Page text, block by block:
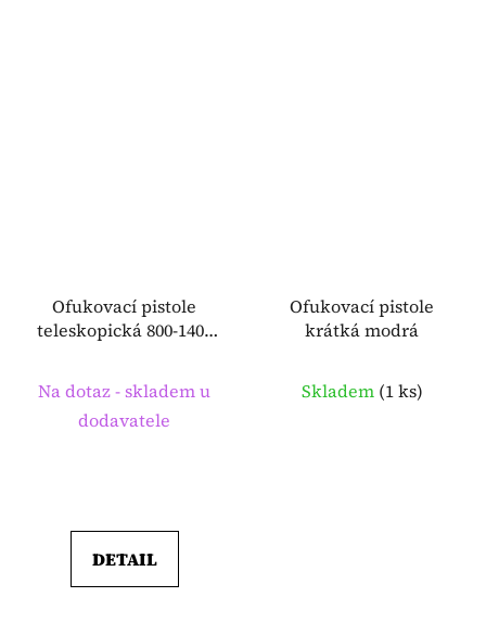
Ofukovací pistole
teleskopická 800-1400
Na dotaz - skladem u
dodavatele
DETAIL
Ofukovací pistole
krátká modrá
Skladem (1 ks)